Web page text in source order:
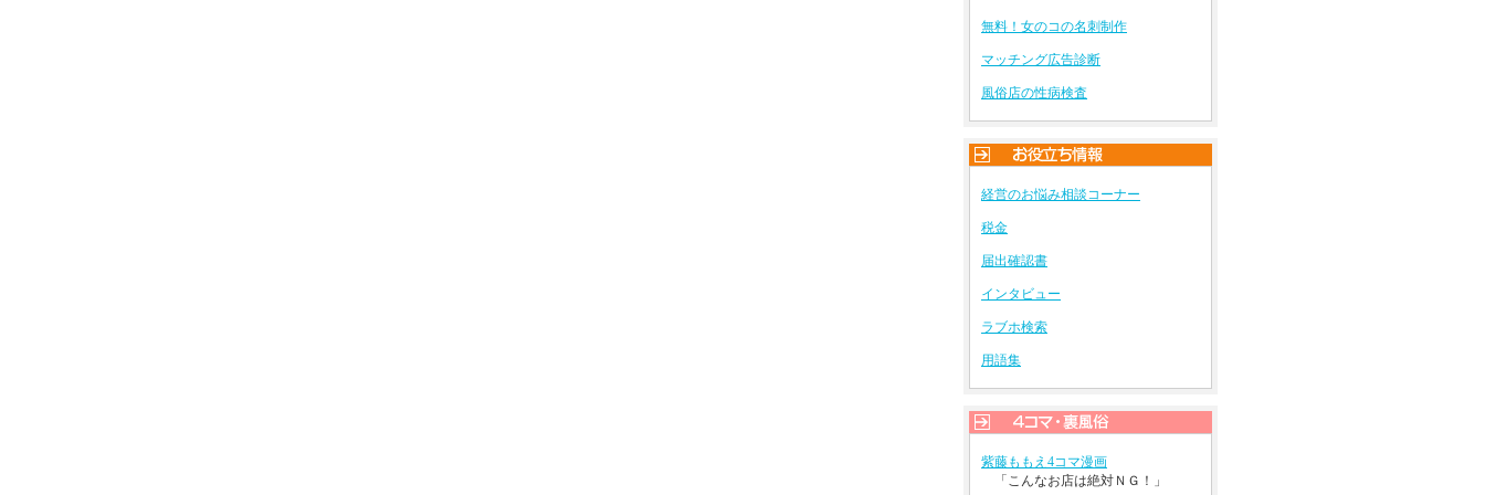
無料！女のコの名刺制作
マッチング広告診断
風俗店の性病検査
経営のお悩み相談コーナー
税金
届出確認書
インタビュー
ラブホ検索
用語集
紫藤ももえ4コマ漫画
「こんなお店は絶対ＮＧ！」